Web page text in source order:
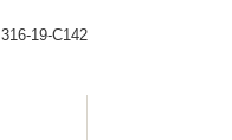
316-19-C142